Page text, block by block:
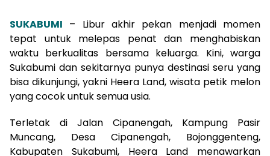
SUKABUMI – Libur akhir pekan menjadi momen
tepat untuk melepas penat dan menghabiskan
waktu berkualitas bersama keluarga. Kini, warga
Sukabumi dan sekitarnya punya destinasi seru yang
bisa dikunjungi, yakni Heera Land, wisata petik melon
yang cocok untuk semua usia.
Terletak di Jalan Cipanengah, Kampung Pasir
Muncang, Desa Cipanengah, Bojonggenteng,
Kabupaten Sukabumi, Heera Land menawarkan